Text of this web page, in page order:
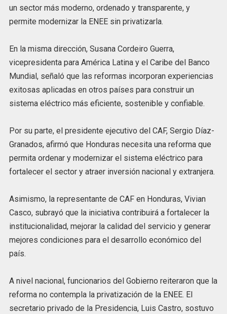
un sector más moderno, ordenado y transparente, y
permite modernizar la ENEE sin privatizarla.
En la misma dirección, Susana Cordeiro Guerra,
vicepresidenta para América Latina y el Caribe del Banco
Mundial, señaló que las reformas incorporan experiencias
exitosas aplicadas en otros países para construir un
sistema eléctrico más eficiente, sostenible y confiable.
Por su parte, el presidente ejecutivo del CAF, Sergio Díaz-
Granados, afirmó que Honduras necesita una reforma que
permita ordenar y modernizar el sistema eléctrico para
fortalecer el sector y atraer inversión nacional y extranjera.
Asimismo, la representante de CAF en Honduras, Vivian
Casco, subrayó que la iniciativa contribuirá a fortalecer la
institucionalidad, mejorar la calidad del servicio y generar
mejores condiciones para el desarrollo económico del
país.
A nivel nacional, funcionarios del Gobierno reiteraron que la
reforma no contempla la privatización de la ENEE. El
secretario privado de la Presidencia, Luis Castro, sostuvo